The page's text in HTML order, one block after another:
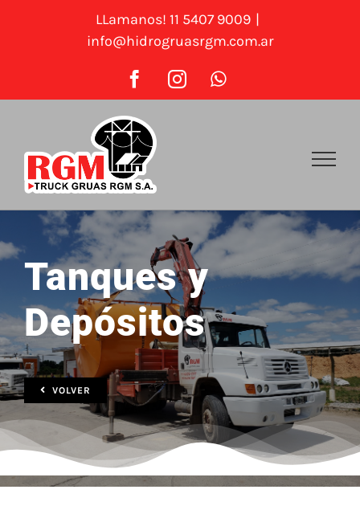
LLamanos! 11 5407 9009 |
info@hidrogruasrgm.com.ar
FacebookInstagramWhatsApp
Tanques y
Depósitos
VOLVER